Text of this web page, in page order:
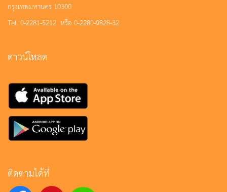
กรุงเทพมหานคร 10300
Tel. 0-2281-5212 หรือ 0-2280-9828-32
ดาวน์โหลด
ติดตามได้ที่